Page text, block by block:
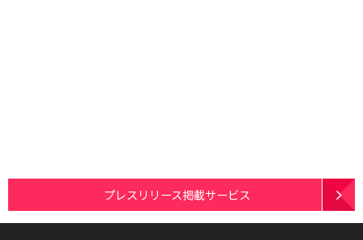
プレスリリース掲載サービス